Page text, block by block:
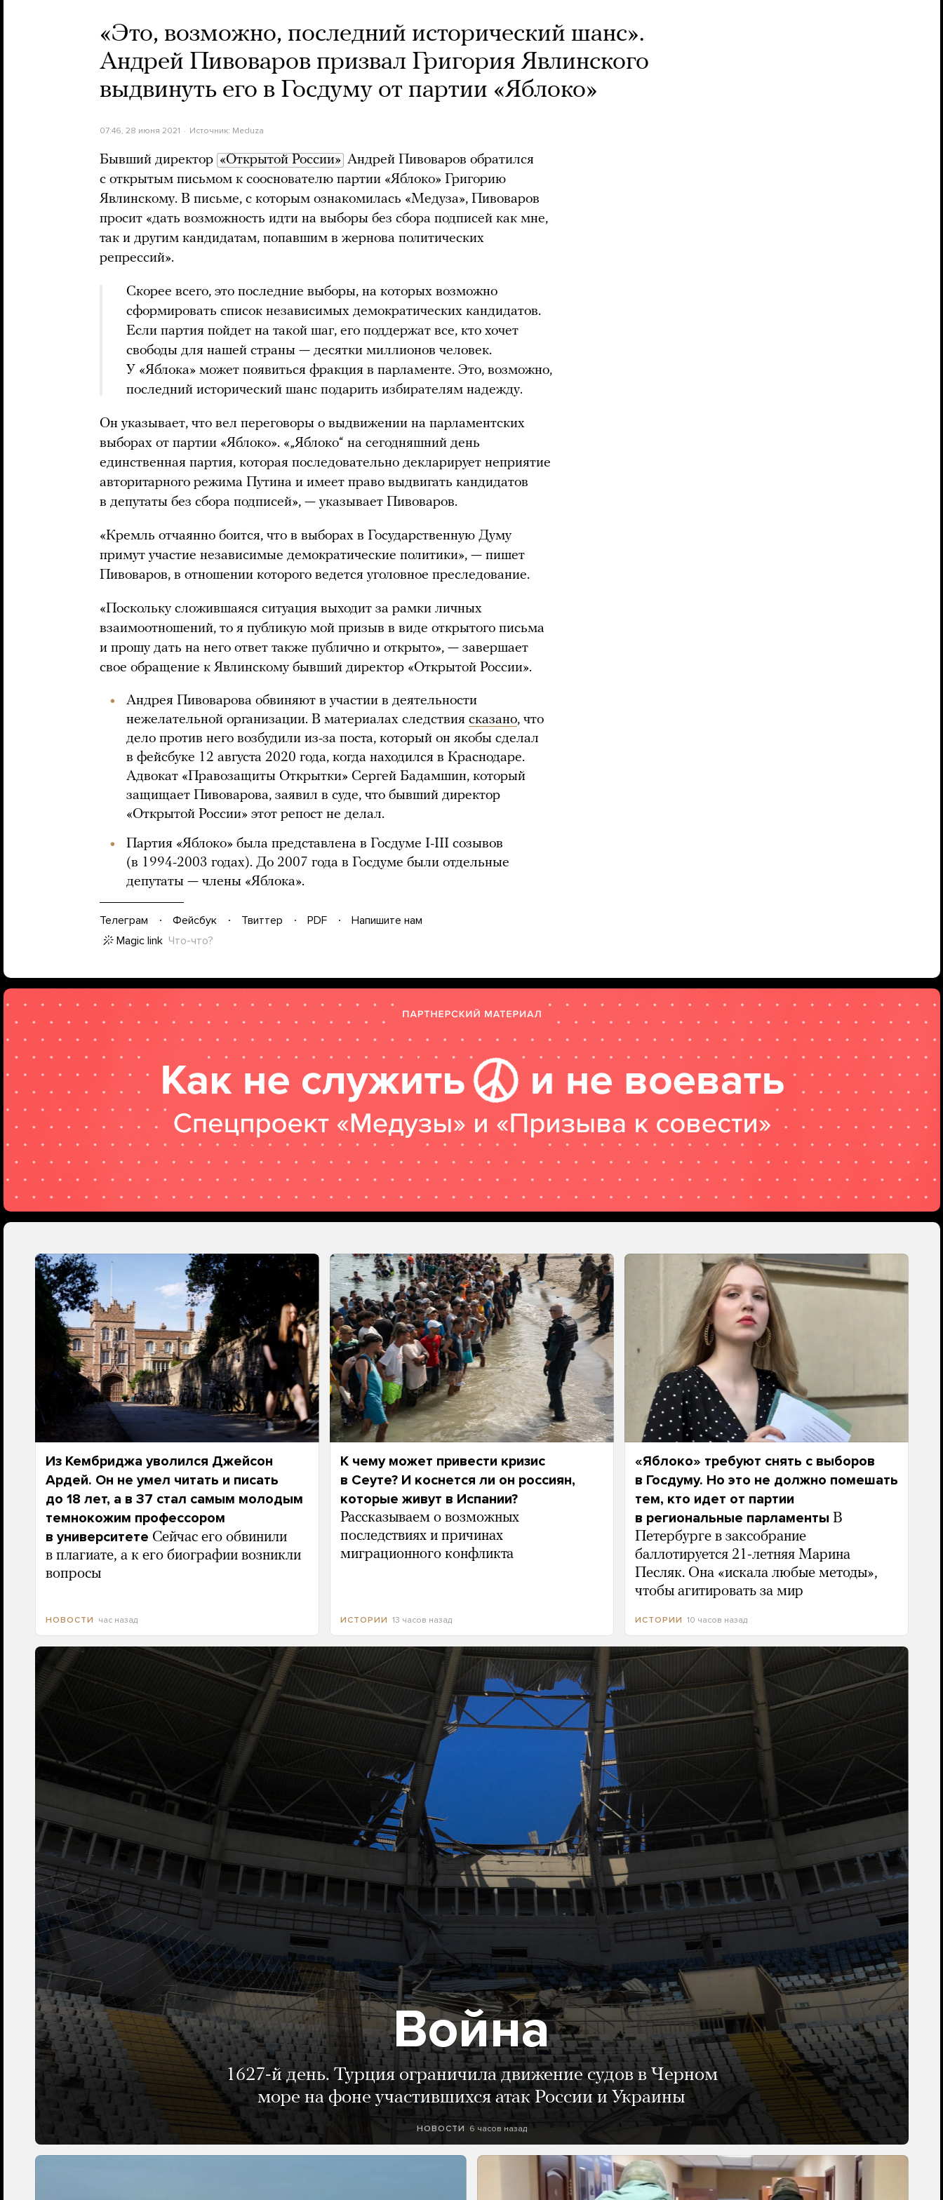
«Это, возможно, последний исторический шанс».
Андрей Пивоваров призвал Григория Явлинского
выдвинуть его в Госдуму от партии «Яблоко»
07:46, 28 июня 2021 Источник: Meduza
Бывший директор «Открытой России» Андрей Пивоваров обратился
с открытым письмом к сооснователю партии «Яблоко» Григорию
Явлинскому. В письме, с которым ознакомилась «Медуза», Пивоваров
просит «дать возможность идти на выборы без сбора подписей как мне,
так и другим кандидатам, попавшим в жернова политических
репрессий».
Скорее всего, это последние выборы, на которых возможно
сформировать список независимых демократических кандидатов.
Если партия пойдет на такой шаг, его поддержат все, кто хочет
свободы для нашей страны — десятки миллионов человек.
У «Яблока» может появиться фракция в парламенте. Это, возможно,
последний исторический шанс подарить избирателям надежду.
Он указывает, что вел переговоры о выдвижении на парламентских
выборах от партии «Яблоко». «„Яблоко“ на сегодняшний день
единственная партия, которая последовательно декларирует неприятие
авторитарного режима Путина и имеет право выдвигать кандидатов
в депутаты без сбора подписей», — указывает Пивоваров.
«Кремль отчаянно боится, что в выборах в Государственную Думу
примут участие независимые демократические политики», — пишет
Пивоваров, в отношении которого ведется уголовное преследование.
«Поскольку сложившаяся ситуация выходит за рамки личных
взаимоотношений, то я публикую мой призыв в виде открытого письма
и прошу дать на него ответ также публично и открыто», — завершает
свое обращение к Явлинскому бывший директор «Открытой России».
Андрея Пивоварова обвиняют в участии в деятельности
нежелательной организации. В материалах следствия сказано, что
дело против него возбудили из-за поста, который он якобы сделал
в фейсбуке 12 августа 2020 года, когда находился в Краснодаре.
Адвокат «Правозащиты Открытки» Сергей Бадамшин, который
защищает Пивоварова, заявил в суде, что бывший директор
«Открытой России» этот репост не делал.
Партия «Яблоко» была представлена в Госдуме I-III созывов
(в 1994-2003 годах). До 2007 года в Госдуме были отдельные
депутаты — члены «Яблока».
Телеграм Фейсбук Твиттер PDF
Напишите нам
Magic link Что-что?
Из Кембриджа уволился Джейсон
Ардей. Он не умел читать и писать
до 18 лет, а в 37 стал самым молодым
темнокожим профессором
в университете Сейчас его обвинили
в плагиате, а к его биографии возникли
вопросы
НОВОСТИ час назад
К чему может привести кризис
в Сеуте? И коснется ли он россиян,
которые живут в Испании?
Рассказываем о возможных
последствиях и причинах
миграционного конфликта
ИСТОРИИ 13 часов назад
«Яблоко» требуют снять с выборов
в Госдуму. Но это не должно помешать
тем, кто идет от партии
в региональные парламенты В
Петербурге в заксобрание
баллотируется 21-летняя Марина
Песляк. Она «искала любые методы»,
чтобы агитировать за мир
ИСТОРИИ 10 часов назад
Война
1627-й день. Турция ограничила движение судов в Черном
море на фоне участившихся атак России и Украины
НОВОСТИ 6 часов назад